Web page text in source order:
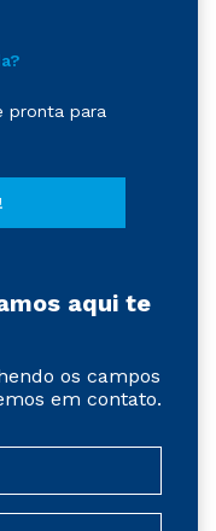
pronta para
aqui te
os campos
em contato.